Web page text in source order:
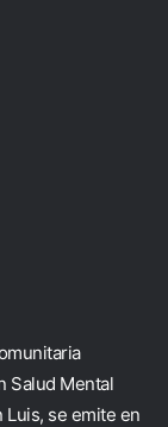
Salud Mental
Luis, se emite en